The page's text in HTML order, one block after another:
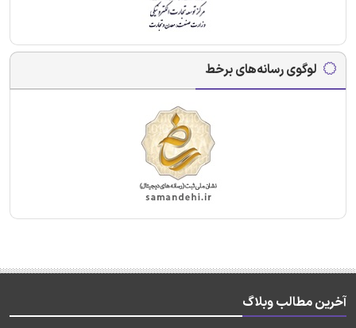
لوگوی رسانه‌های برخط
آخرین مطالب وبلاگ